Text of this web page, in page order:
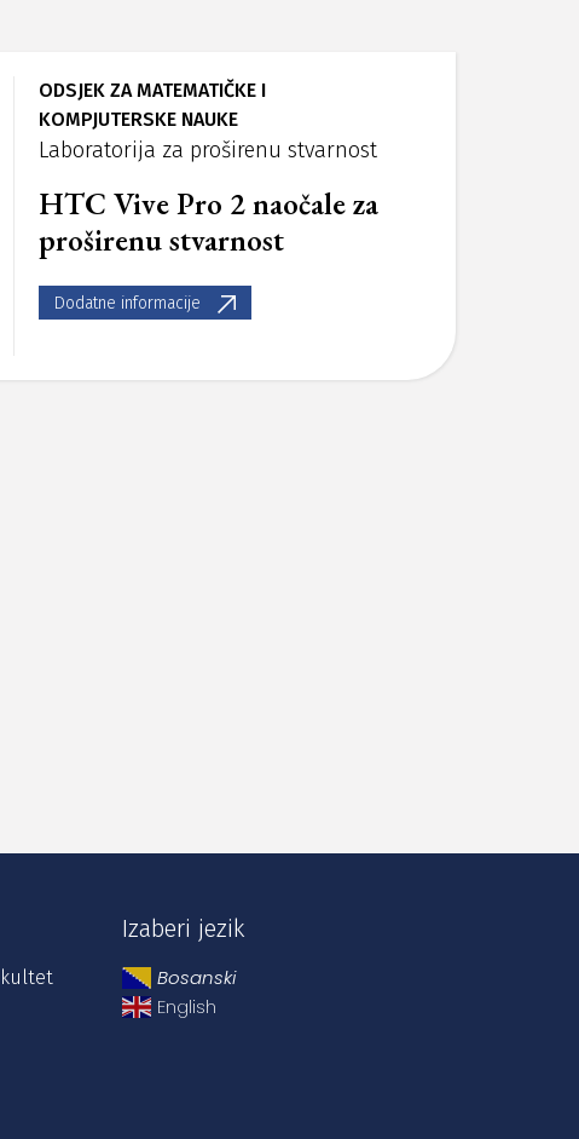
ODSJEK ZA MATEMATIČKE I
KOMPJUTERSKE NAUKE
Laboratorija za proširenu stvarnost
HTC Vive Pro 2 naočale za
proširenu stvarnost
Dodatne informacije
Izaberi jezik
Bosanski
English